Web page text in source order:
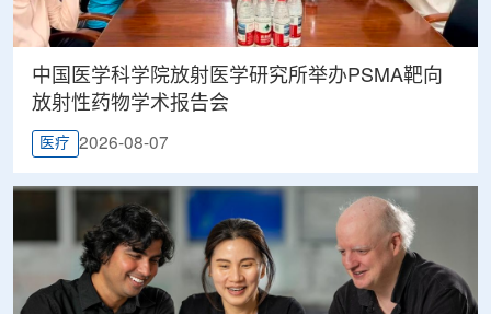
中国医学科学院放射医学研究所举办PSMA靶向
放射性药物学术报告会
医疗 2026-08-07